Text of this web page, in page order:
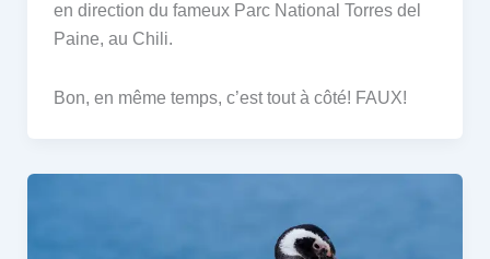
en direction du fameux Parc National Torres del
Paine, au Chili.
Bon, en même temps, c’est tout à côté! FAUX!